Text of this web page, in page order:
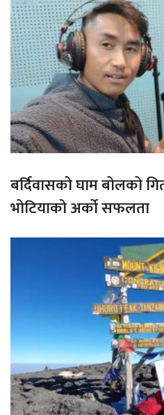
बर्दिवासको घाम बोलको
भोटियाको अर्को सफलता